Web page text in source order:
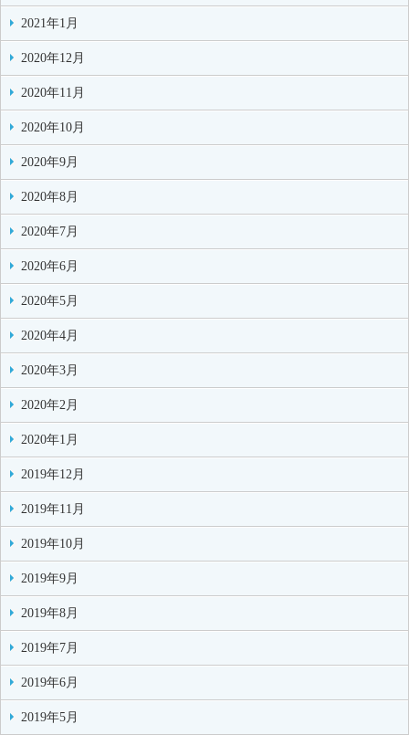
2021年1月
2020年12月
2020年11月
2020年10月
2020年9月
2020年8月
2020年7月
2020年6月
2020年5月
2020年4月
2020年3月
2020年2月
2020年1月
2019年12月
2019年11月
2019年10月
2019年9月
2019年8月
2019年7月
2019年6月
2019年5月